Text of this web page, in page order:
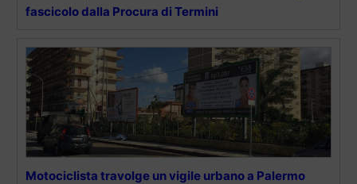
fascicolo dalla Procura di Termini
Motociclista travolge un vigile urbano a Palermo